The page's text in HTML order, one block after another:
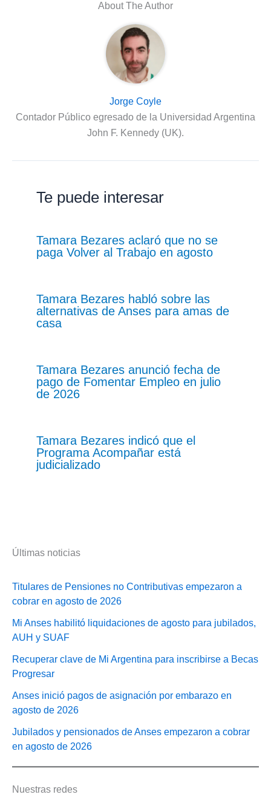
About The Author
Jorge Coyle
Contador Público egresado de la Universidad Argentina
John F. Kennedy (UK).
Te puede interesar
Tamara Bezares aclaró que no se
paga Volver al Trabajo en agosto
Tamara Bezares habló sobre las
alternativas de Anses para amas de
casa
Tamara Bezares anunció fecha de
pago de Fomentar Empleo en julio
de 2026
Tamara Bezares indicó que el
Programa Acompañar está
judicializado
Últimas noticias
Titulares de Pensiones no Contributivas empezaron a
cobrar en agosto de 2026
Mi Anses habilitó liquidaciones de agosto para jubilados,
AUH y SUAF
Recuperar clave de Mi Argentina para inscribirse a Becas
Progresar
Anses inició pagos de asignación por embarazo en
agosto de 2026
Jubilados y pensionados de Anses empezaron a cobrar
en agosto de 2026
Nuestras redes